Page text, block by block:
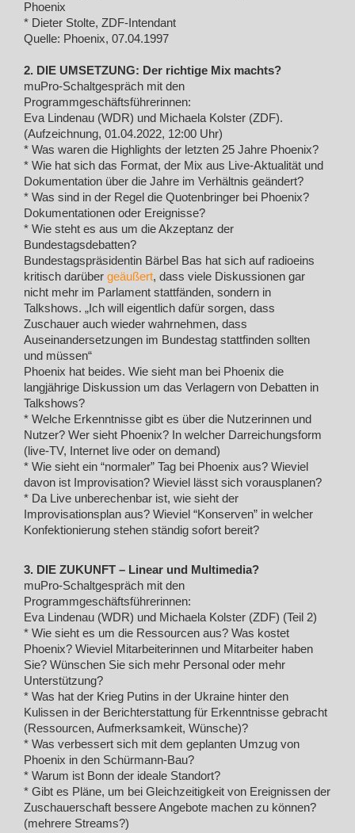
Phoenix
* Dieter Stolte, ZDF-Intendant
Quelle: Phoenix, 07.04.1997
2. DIE UMSETZUNG: Der richtige Mix machts?
muPro-Schaltgespräch mit den
Programmgeschäftsführerinnen:
Eva Lindenau (WDR) und Michaela Kolster (ZDF).
(Aufzeichnung, 01.04.2022, 12:00 Uhr)
* Was waren die Highlights der letzten 25 Jahre Phoenix?
* Wie hat sich das Format, der Mix aus Live-Aktualität und
Dokumentation über die Jahre im Verhältnis geändert?
* Was sind in der Regel die Quotenbringer bei Phoenix?
Dokumentationen oder Ereignisse?
* Wie steht es aus um die Akzeptanz der
Bundestagsdebatten?
Bundestagspräsidentin Bärbel Bas hat sich auf radioeins
kritisch darüber geäußert, dass viele Diskussionen gar
nicht mehr im Parlament stattfänden, sondern in
Talkshows. „Ich will eigentlich dafür sorgen, dass
Zuschauer auch wieder wahrnehmen, dass
Auseinandersetzungen im Bundestag stattfinden sollten
und müssen“
Phoenix hat beides. Wie sieht man bei Phoenix die
langjährige Diskussion um das Verlagern von Debatten in
Talkshows?
* Welche Erkenntnisse gibt es über die Nutzerinnen und
Nutzer? Wer sieht Phoenix? In welcher Darreichungsform
(live-TV, Internet live oder on demand)
* Wie sieht ein “normaler” Tag bei Phoenix aus? Wieviel
davon ist Improvisation? Wieviel lässt sich vorausplanen?
* Da Live unberechenbar ist, wie sieht der
Improvisationsplan aus? Wieviel “Konserven” in welcher
Konfektionierung stehen ständig sofort bereit?
3. DIE ZUKUNFT – Linear und Multimedia?
muPro-Schaltgespräch mit den
Programmgeschäftsführerinnen:
Eva Lindenau (WDR) und Michaela Kolster (ZDF) (Teil 2)
* Wie sieht es um die Ressourcen aus? Was kostet
Phoenix? Wieviel Mitarbeiterinnen und Mitarbeiter haben
Sie? Wünschen Sie sich mehr Personal oder mehr
Unterstützung?
* Was hat der Krieg Putins in der Ukraine hinter den
Kulissen in der Berichterstattung für Erkenntnisse gebracht
(Ressourcen, Aufmerksamkeit, Wünsche)?
* Was verbessert sich mit dem geplanten Umzug von
Phoenix in den Schürmann-Bau?
* Warum ist Bonn der ideale Standort?
* Gibt es Pläne, um bei Gleichzeitigkeit von Ereignissen der
Zuschauerschaft bessere Angebote machen zu können?
(mehrere Streams?)